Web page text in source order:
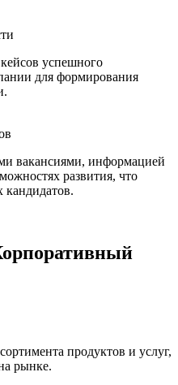
успешного
для формирования
вакансиями, информацией
развития, что
кандидатов.
продуктов и услуг,
рынке.